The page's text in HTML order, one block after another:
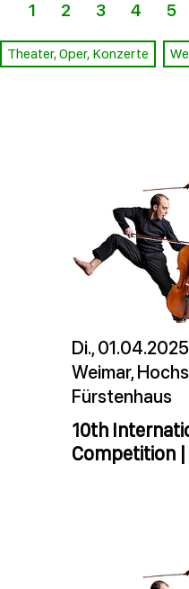
1
2
3
4
5
Theater, Oper, Konzerte
Di.,
Weimar,
Fürstenhaus
10th
Competition